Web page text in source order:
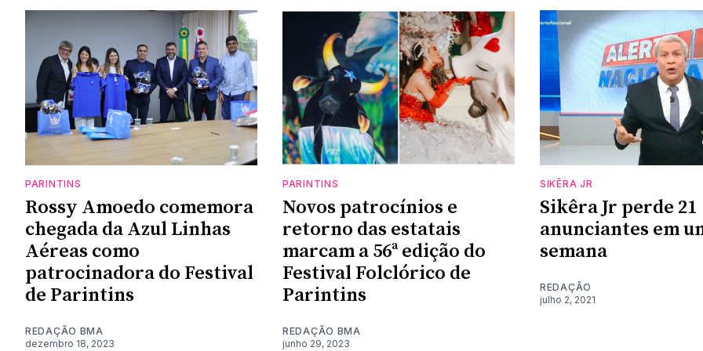
PARINTINS
Rossy Amoedo comemora
chegada da Azul Linhas
Aéreas como
patrocinadora do Festival
de Parintins
REDAÇÃO BMA
dezembro 18, 2023
PARINTINS
Novos patrocínios e
retorno das estatais
marcam a 56ª edição do
Festival Folclórico de
Parintins
REDAÇÃO BMA
junho 29, 2023
SIKÊRA JR
Sikêra Jr perde 21
anunciantes em
semana
REDAÇÃO
julho 2, 2021